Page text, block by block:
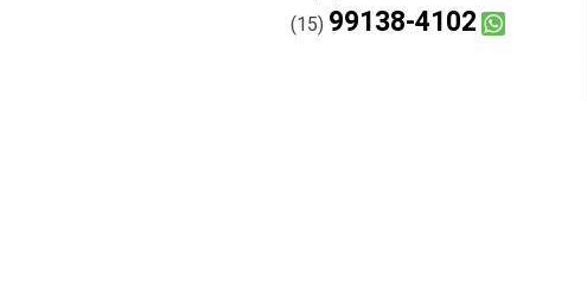
(15) 99138-4102